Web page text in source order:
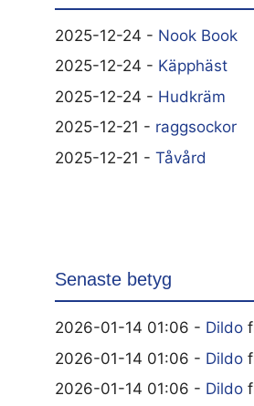
2025-12-24 - Nook Book
2025-12-24 - Käpphäst
2025-12-24 - Hudkräm
2025-12-21 - raggsockor
2025-12-21 - Tåvård
Senaste betyg
2026-01-14 01:06 - Dildo
2026-01-14 01:06 - Dildo
2026-01-14 01:06 - Dildo